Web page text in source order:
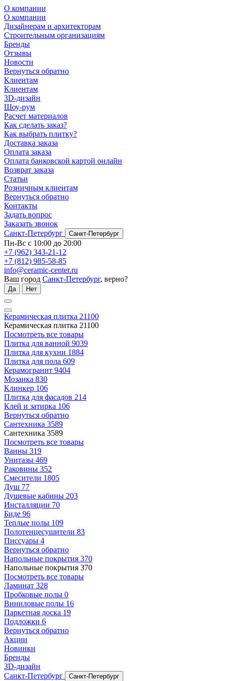
О компании
О компании
Дизайнерам и архитекторам
Строительным организациям
Бренды
Отзывы
Новости
Вернуться обратно
Клиентам
Клиентам
3D-дизайн
Шоу-рум
Расчет материалов
Как сделать заказ?
Как выбрать плитку?
Доставка заказа
Оплата заказа
Оплата банковской картой онлайн
Возврат заказа
Статьи
Розничным клиентам
Вернуться обратно
Контакты
Задать вопрос
Заказать звонок
Санкт-Петербург
Санкт-Петербург
Пн-Вс с 10:00 до 20:00
+7 (962) 343-21-12
+7 (812) 985-58-85
info@ceramic-center.ru
Ваш город Санкт-Петербург, верно?
Да Нет
Керамическая плитка 21100
Керамическая плитка 21100
Посмотреть все товары
Плитка для ванной 9039
Плитка для кухни 1884
Плитка для пола 609
Керамогранит 9404
Мозаика 830
Клинкер 106
Плитка для фасадов 214
Клей и затирка 106
Вернуться обратно
Сантехника 3589
Сантехника 3589
Посмотреть все товары
Ванны 319
Унитазы 469
Раковины 352
Смесители 1805
Душ 77
Душевые кабины 203
Инсталляции 70
Биде 96
Теплые полы 109
Полотенцесушители 83
Писсуары 4
Вернуться обратно
Напольные покрытия 370
Напольные покрытия 370
Посмотреть все товары
Ламинат 328
Пробковые полы 0
Виниловые полы 16
Паркетная доска 19
Подложки 6
Вернуться обратно
Акции
Новинки
Бренды
3D-дизайн
Санкт-Петербург
Санкт-Петербург